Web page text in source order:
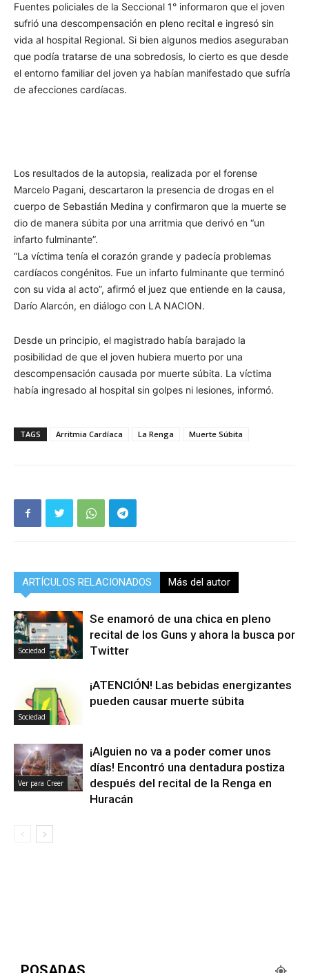
Fuentes policiales de la Seccional 1° informaron que el joven
sufrió una descompensación en pleno recital e ingresó sin
vida al hospital Regional. Si bien algunos medios aseguraban
que podía tratarse de una sobredosis, lo cierto es que desde
el entorno familiar del joven ya habían manifestado que sufría
de afecciones cardíacas.
Los resultados de la autopsia, realizada por el forense
Marcelo Pagani, descartaron la presencia de drogas en el
cuerpo de Sebastián Medina y confirmaron que la muerte se
dio de manera súbita por una arritmia que derivó en “un
infarto fulminante”.
“La víctima tenía el corazón grande y padecía problemas
cardíacos congénitos. Fue un infarto fulminante que terminó
con su vida al acto”, afirmó el juez que entiende en la causa,
Darío Alarcón, en diálogo con LA NACION.
Desde un principio, el magistrado había barajado la
posibilidad de que el joven hubiera muerto por una
descompensación causada por muerte súbita. La víctima
había ingresado al hospital sin golpes ni lesiones, informó.
TAGS Arritmia Cardíaca La Renga Muerte Súbita
ARTÍCULOS RELACIONADOS Más del autor
Sociedad
Se enamoró de una chica en pleno
recital de los Guns y ahora la busca por
Twitter
Sociedad
¡ATENCIÓN! Las bebidas energizantes
pueden causar muerte súbita
Ver para Creer
¡Alguien no va a poder comer unos
días! Encontró una dentadura postiza
después del recital de la Renga en
Huracán